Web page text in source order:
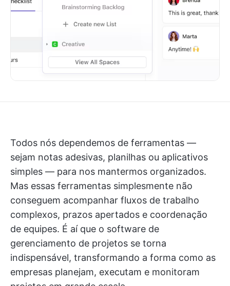
Todos nós dependemos de ferramentas —
sejam notas adesivas, planilhas ou aplicativos
simples — para nos mantermos organizados.
Mas essas ferramentas simplesmente não
conseguem acompanhar fluxos de trabalho
complexos, prazos apertados e coordenação
de equipes. É aí que o software de
gerenciamento de projetos se torna
indispensável, transformando a forma como as
empresas planejam, executam e monitoram